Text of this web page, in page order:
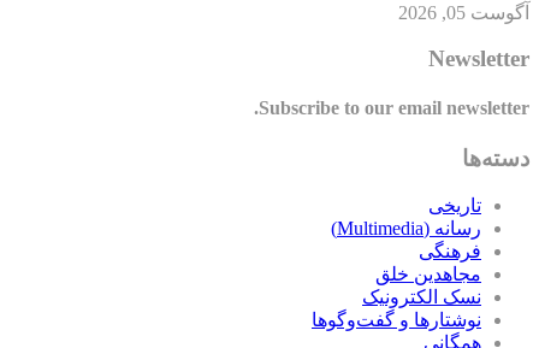
آگوست 05, 2026
Newsletter
Subscribe to our email newsletter.
دسته‌ها
تاریخی
رسانه (Multimedia)
فرهنگی
مجاهدین خلق
نسک الکترونیک
نوشتارها و گفت‌وگوها
همگانی